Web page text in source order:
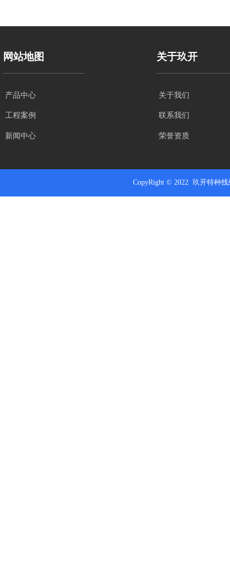
CopyRight © 2022 玖开特种
网站地图 关于玖开
产品中心
工程案例
新闻中心
关于我们
联系我们
荣誉资质